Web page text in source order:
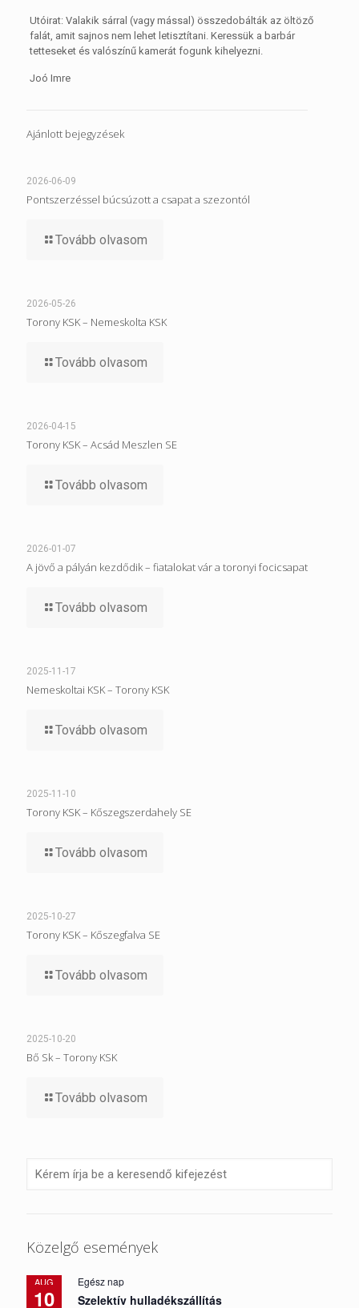
Utóirat: Valakik sárral (vagy mással) összedobálták az öltöző
falát, amit sajnos nem lehet letisztítani. Keressük a barbár
tetteseket és valószínű kamerát fogunk kihelyezni.
Joó Imre
Ajánlott bejegyzések
2026-06-09
Pontszerzéssel búcsúzott a csapat a szezontól
Tovább olvasom
2026-05-26
Torony KSK – Nemeskolta KSK
Tovább olvasom
2026-04-15
Torony KSK – Acsád Meszlen SE
Tovább olvasom
2026-01-07
A jövő a pályán kezdődik – fiatalokat vár a toronyi focicsapat
Tovább olvasom
2025-11-17
Nemeskoltai KSK – Torony KSK
Tovább olvasom
2025-11-10
Torony KSK – Kőszegszerdahely SE
Tovább olvasom
2025-10-27
Torony KSK – Kőszegfalva SE
Tovább olvasom
2025-10-20
Bő Sk – Torony KSK
Tovább olvasom
Közelgő események
AUG
10
Egész nap
Szelektív hulladékszállítás